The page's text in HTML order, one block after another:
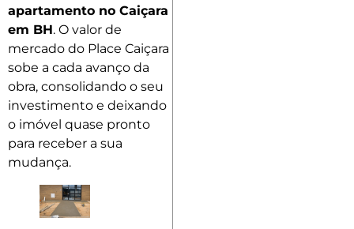
apartamento no Caiçara
em BH. O valor de
mercado do Place Caiçara
sobe a cada avanço da
obra, consolidando o seu
investimento e deixando
o imóvel quase pronto
para receber a sua
mudança.